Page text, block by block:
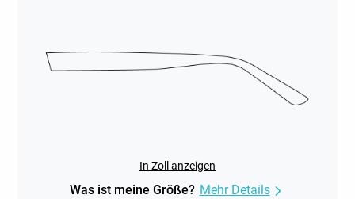
In Zoll anzeigen
Was ist meine Größe? Mehr Details